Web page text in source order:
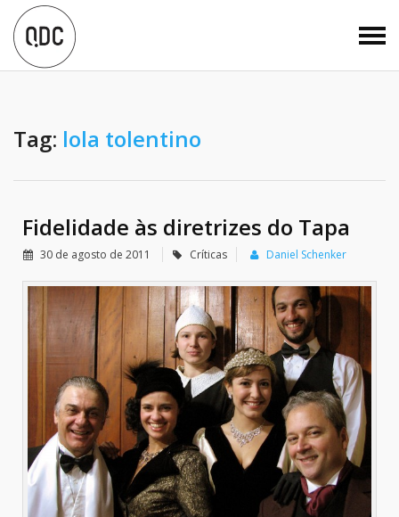
Tag: lola tolentino
Fidelidade às diretrizes do Tapa
30 de agosto de 2011 Críticas Daniel Schenker